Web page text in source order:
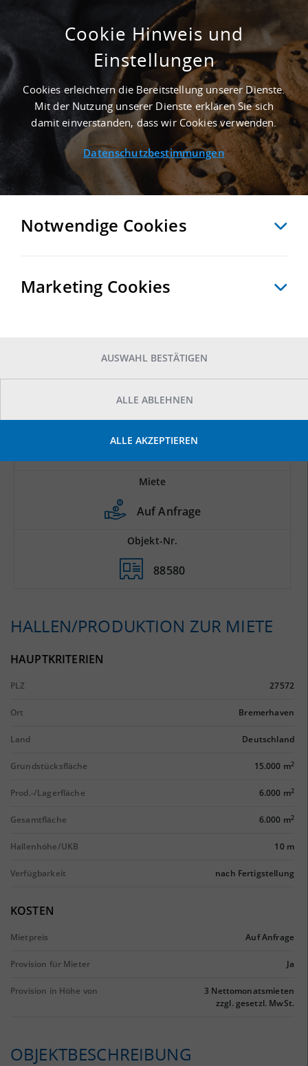
ERSTBEZUG - 6.000 M² LAGERHALLE IN
BREMERHAVEN AN DER AUTOBAHN A 27
Startseite Immobiliensuche Detailansicht
VERGLEICHEN EXPORT PDF
Prod.-/Lagerfläche
Miete
Auf Anfrage
Objekt-Nr.
88580
HALLEN/PRODUKTION ZUR MIETE
HAUPTKRITERIEN
PLZ 27572
Ort Bremerhaven
Land Deutschland
Grundstücksfläche 15.000 m2
Prod.-/Lagerfläche 6.000 m2
Gesamtfläche 6.000 m2
Hallenhöhe/UKB 10 m
Verfügbarkeit nach Fertigstellung
KOSTEN
Mietpreis Auf Anfrage
Provision für Mieter Ja
Provision in Höhe von
3 Nettomonatsmieten
zzgl. gesetzl. MwSt.
OBJEKTBESCHREIBUNG
Cookie Hinweis und
Einstellungen
Cookies erleichtern die Bereitstellung unserer Dienste.
Mit der Nutzung unserer Dienste erklären Sie sich
damit einverstanden, dass wir Cookies verwenden.
Datenschutzbestimmungen
Notwendige Cookies
Marketing Cookies
AUSWAHL BESTÄTIGEN
ALLE ABLEHNEN
ALLE AKZEPTIEREN